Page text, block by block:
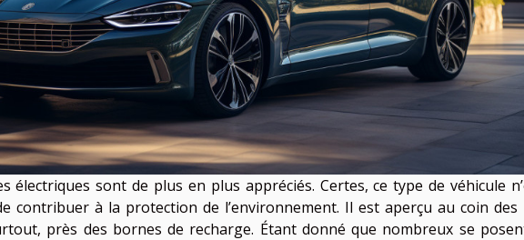
électriques sont de plus en plus appréciés. Certes, ce type de véhicule
contribuer à la protection de l’environnement. Il est aperçu au coin des
près des bornes de recharge. Étant donné que nombreux se